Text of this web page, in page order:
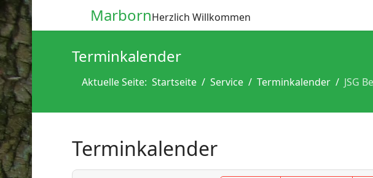
MarbornHerzlich Willkommen
Terminkalender
Aktuelle Seite: Startseite Service Terminkalender JSG
Terminkalender